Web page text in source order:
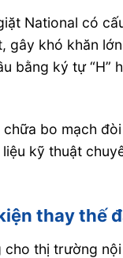
National có
gây khó khăn
bằng ký tự “H”
bo mạch
kỹ thuật
thay thế
cho thị trường